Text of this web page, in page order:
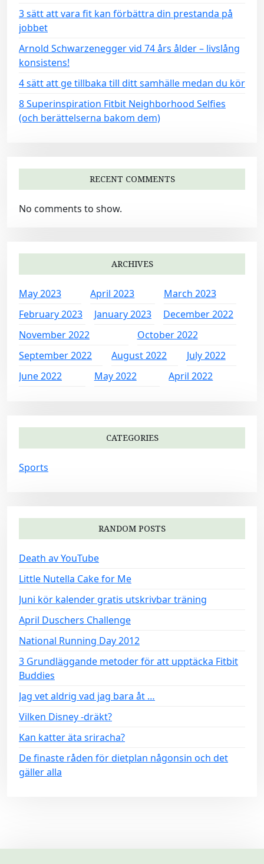
3 sätt att vara fit kan förbättra din prestanda på
jobbet
Arnold Schwarzenegger vid 74 års ålder – livslång
konsistens!
4 sätt att ge tillbaka till ditt samhälle medan du kör
8 Superinspiration Fitbit Neighborhood Selfies
(och berättelserna bakom dem)
RECENT COMMENTS
No comments to show.
ARCHIVES
May 2023 April 2023
March 2023
February 2023
January 2023
December 2022
November 2022
October 2022
September 2022
August 2022
July 2022
June 2022
May 2022 April 2022
CATEGORIES
Sports
RANDOM POSTS
Death av YouTube
Little Nutella Cake for Me
Juni kör kalender gratis utskrivbar träning
April Duschers Challenge
National Running Day 2012
3 Grundläggande metoder för att upptäcka Fitbit
Buddies
Jag vet aldrig vad jag bara åt …
Vilken Disney -dräkt?
Kan katter äta sriracha?
De finaste råden för dietplan någonsin och det
gäller alla